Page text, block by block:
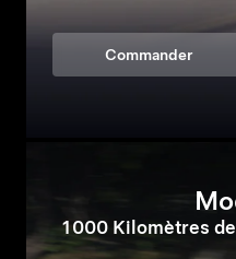
Commander
1 000 Kilomètres